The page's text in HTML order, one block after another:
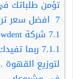
تؤمن طلباتك
7 افضل سعر
7.1 شركة The Rowdent
7.1.1 ربما